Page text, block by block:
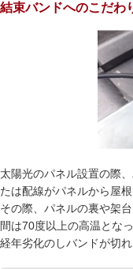
結束バンドへのこだわ
太陽光のパネル設置の際
たは配線がパネルから屋
その際、パネルの裏や架
間は70度以上の高温とな
経年劣化のしバンドが切